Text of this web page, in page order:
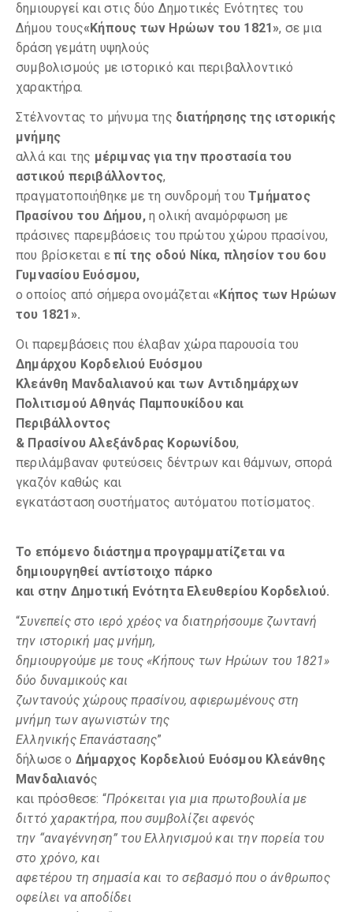
δημιουργεί και στις δύο Δημοτικές Ενότητες του
Δήμου τους«Κήπους των Ηρώων του 1821», σε μια
δράση γεμάτη υψηλούς
συμβολισμούς με ιστορικό και περιβαλλοντικό
χαρακτήρα.
Στέλνοντας το μήνυμα της διατήρησης της ιστορικής
μνήμης
αλλά και της μέριμνας για την προστασία του
αστικού περιβάλλοντος,
πραγματοποιήθηκε με τη συνδρομή τουΤμήματος
Πρασίνου του Δήμου,η ολική αναμόρφωση με
πράσινες παρεμβάσεις του πρώτου χώρου πρασίνου,
που βρίσκεται επί της οδού Νίκα, πλησίον του 6ου
Γυμνασίου Ευόσμου,
ο οποίος από σήμερα ονομάζεται«Κήπος των Ηρώων
του 1821».
Οι παρεμβάσεις που έλαβαν χώρα παρουσία του
Δημάρχου Κορδελιού Ευόσμου
Κλεάνθη Μανδαλιανού και των Αντιδημάρχων
Πολιτισμού Αθηνάς Παμπουκίδου και
Περιβάλλοντος
& Πρασίνου Αλεξάνδρας Κορωνίδου,
περιλάμβαναν φυτεύσεις δέντρων και θάμνων, σπορά
γκαζόν καθώς και
εγκατάσταση συστήματος αυτόματου ποτίσματος.
Το επόμενο διάστημα προγραμματίζεται να
δημιουργηθεί αντίστοιχο πάρκο
και στην Δημοτική Ενότητα Ελευθερίου Κορδελιού.
“Συνεπείς στο ιερό χρέος να διατηρήσουμε ζωντανή
την ιστορική μας μνήμη,
δημιουργούμε με τους «Κήπους των Ηρώων του 1821»
δύο δυναμικούς και
ζωντανούς χώρους πρασίνου, αφιερωμένους στη
μνήμη των αγωνιστών της
Ελληνικής Επανάστασης”
δήλωσε ο Δήμαρχος Κορδελιού Ευόσμου Κλεάνθης
Μανδαλιανός
και πρόσθεσε: “Πρόκειται για μια πρωτοβουλία με
διττό χαρακτήρα, που συμβολίζει αφενός
την “αναγέννηση” του Ελληνισμού και την πορεία του
στο χρόνο, και
αφετέρου τη σημασία και το σεβασμό που ο άνθρωπος
οφείλει να αποδίδει